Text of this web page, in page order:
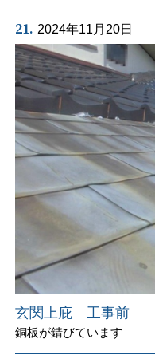
21. 2024年11月20日
玄関上庇 工事前
銅板が錆びています